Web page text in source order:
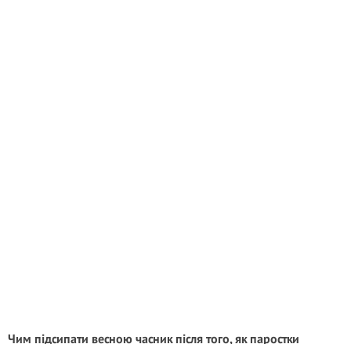
Чим підсипати весною часник після того, як паростки